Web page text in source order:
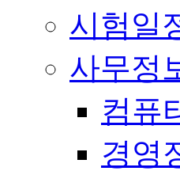
시험일
사무정
컴퓨
경영